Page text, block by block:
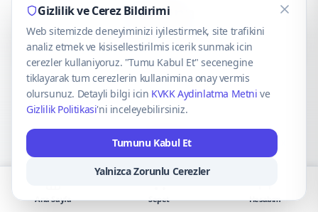
CaseOnn
© 2025 CaseOnn. Tüm hakları saklıdır.
VISA Mastercard
Gizlilik ve Cerez Bildirimi
Web sitemizde deneyiminizi iyilestirmek, site trafikini
analiz etmek ve kisisellestirilmis icerik sunmak icin
cerezler kullaniyoruz. "Tumu Kabul Et" secenegine
tiklayarak tum cerezlerin kullanimina onay vermis
olursunuz. Detayli bilgi icin KVKK Aydinlatma Metni ve
Gizlilik Politikasi'ni inceleyebilirsiniz.
Tumunu Kabul Et
Yalnizca Zorunlu Cerezler
Ana Sayfa Sepet Hesabım